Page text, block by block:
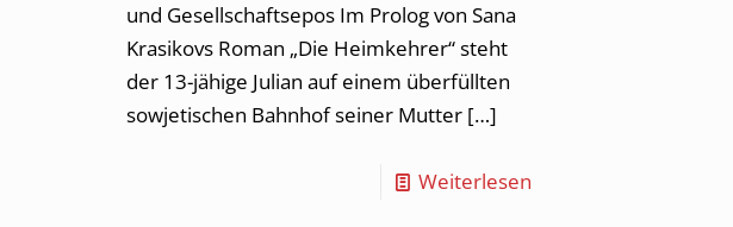
und Gesellschaftsepos Im Prolog von Sana
Krasikovs Roman „Die Heimkehrer“ steht
der 13-jähige Julian auf einem überfüllten
sowjetischen Bahnhof seiner Mutter[…]
Weiterlesen